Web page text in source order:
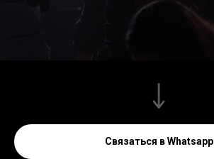
Связаться в Whatsapp